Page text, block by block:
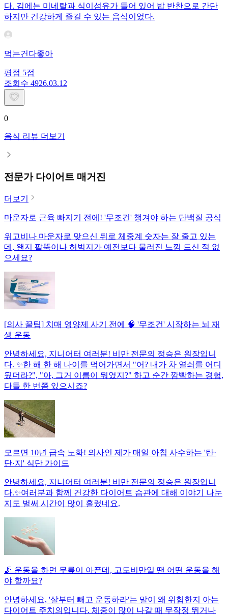
다. 김에는 미네랄과 식이섬유가 들어 있어 밥 반찬으로 간단
하지만 건강하게 즐길 수 있는 음식이었다.
먹는건다좋아
평점 5점
조회수 4926.03.12
0
음식 리뷰 더보기
전문가 다이어트 매거진
더보기
마운자로 근육 빠지기 전에! '무조건' 챙겨야 하는 단백질 공식
위고비나 마운자로 맞으신 뒤로 체중계 숫자는 잘 줄고 있는
데, 왠지 팔뚝이나 허벅지가 예전보다 물러진 느낌 드신 적 없
으세요?
[의사 꿀팁] 치매 영양제 사기 전에 🧠 '무조건' 시작하는 뇌 재
생 운동
안녕하세요, 지니어터 여러분! 비만 전문의 정승은 원장입니
다. ✨한 해 한 해 나이를 먹어가면서 "어? 내가 차 열쇠를 어디
뒀더라?", "아, 그거 이름이 뭐였지?" 하고 순간 깜빡하는 경험,
다들 한 번쯤 있으시죠?
모르면 10년 급속 노화! 의사인 제가 매일 아침 사수하는 '탄·
단·지' 식단 가이드
안녕하세요, 지니어터 여러분! 비만 전문의 정승은 원장입니
다.✨여러분과 함께 건강한 다이어트 습관에 대해 이야기 나눈
지도 벌써 시간이 많이 흘렀네요.
🦵 운동을 하면 무릎이 아픈데, 고도비만일 땐 어떤 운동을 해
야 할까요?
안녕하세요, '살부터 빼고 운동하라'는 말이 왜 위험한지 아는
다이어트 주치의입니다. 체중이 많이 나갈 때 무작정 뛰거나